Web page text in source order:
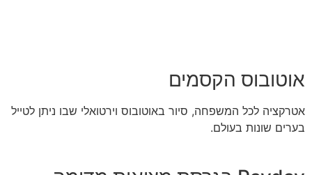
אוטובוס הקסמים
אטרקציה לכל המשפחה, סיור באוטובוס וירטואלי שבו ניתן לטייל
בערים שונות בעולם.